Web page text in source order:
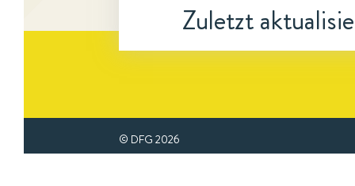
Zuletzt
© DFG 2026